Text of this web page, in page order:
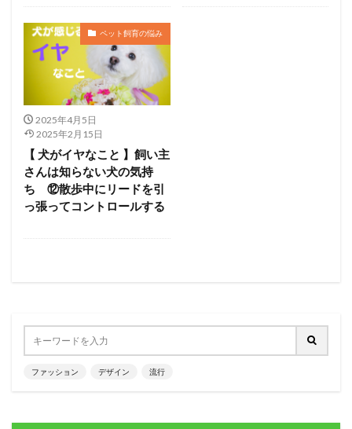
ペット飼育の悩み
2025年4月5日
2025年2月15日
【 犬がイヤなこと 】飼い主
さんは知らない犬の気持
ち ⑫散歩中にリードを引
っ張ってコントロールする
ファッション デザイン 流行